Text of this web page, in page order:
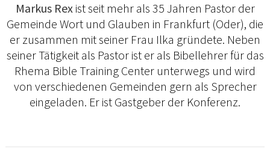
Markus Rexist seit mehr als 35 Jahren Pastor der
Gemeinde Wort und Glauben in Frankfurt (Oder), die
er zusammen mit seiner Frau Ilka gründete. Neben
seiner Tätigkeit als Pastor ist er als Bibellehrer für das
Rhema Bible Training Center unterwegs und wird
von verschiedenen Gemeinden gern als Sprecher
eingeladen. Er ist Gastgeber der Konferenz.